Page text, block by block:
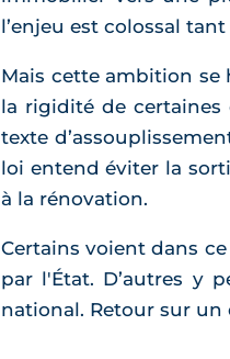
l’enjeu est colossal
Mais cette ambition se
la rigidité de certaines
texte
loi entend éviter la
à la rénovation.
Certains voient dans
par l'État. D’autres y
national. Retour sur